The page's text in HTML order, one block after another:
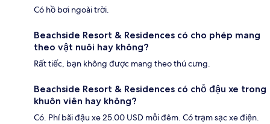
Có hồ bơi ngoài trời.
Beachside Resort & Residences có cho phép mang
theo vật nuôi hay không?
Rất tiếc, bạn không được mang theo thú cưng.
Beachside Resort & Residences có chỗ đậu xe trong
khuôn viên hay không?
Có. Phí bãi đậu xe 25.00 USD mỗi đêm. Có trạm sạc xe điện.